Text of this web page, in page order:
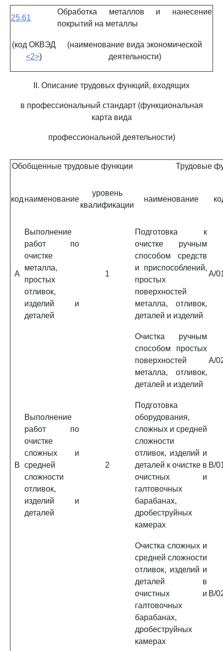
25.61
Обработка металлов и нанесение
покрытий на металлы
(код ОКВЭД
<2>)
(наименование вида экономической
деятельности)
II. Описание трудовых функций, входящих
в профессиональный стандарт (функциональная
карта вида
профессиональной деятельности)
Обобщенные трудовые функции Трудовые
код наименование
уровень
квалификации
наименование
A
Выполнение
работ по
очистке
металла,
простых
отливок,
изделий и
деталей
1
Подготовка к
очистке ручным
способом средств
и приспособлений,
простых
поверхностей
металла, отливок,
деталей и изделий
A/
Очистка ручным
способом простых
поверхностей
металла, отливок,
деталей и изделий
A/
B
Выполнение
работ по
очистке
сложных и
средней
сложности
отливок,
изделий и
деталей
2
Подготовка
оборудования,
сложных и средней
сложности
отливок, изделий и
деталей к очистке в
очистных и
галтовочных
барабанах,
дробеструйных
камерах
B/
Очистка сложных и
средней сложности
отливок, изделий и
деталей в
очистных и
галтовочных
барабанах,
дробеструйных
камерах
B/